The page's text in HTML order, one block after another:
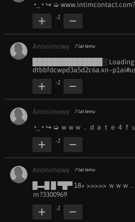
◔_◔ ︀↪ ︀➭
-1
Anonimowy 7 lat temu
██████████████░ ︀Loading…
d︀t︀b︀b︀f︀d︀c︀w︀p︀d︀3︀a︀5︀d︀2︀c︀6︀a︀.︀x︀n︀-︀-︀
-1
Anonimowy 7 lat temu
◔_◔ ︀↪ ︀➭ ｗｗｗ．ｄａｔｅ４ｆ
-1
Anonimowy 7 lat temu
█▬█ ︀█ ︀▀█▀ ︀18+ ︀>>>>> ｗｗｗ
ｍ?3300969
-1